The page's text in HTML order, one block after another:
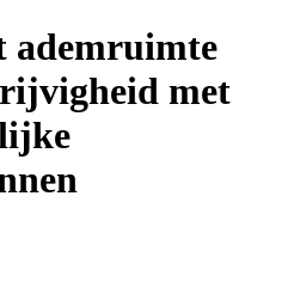
ademruimte
met